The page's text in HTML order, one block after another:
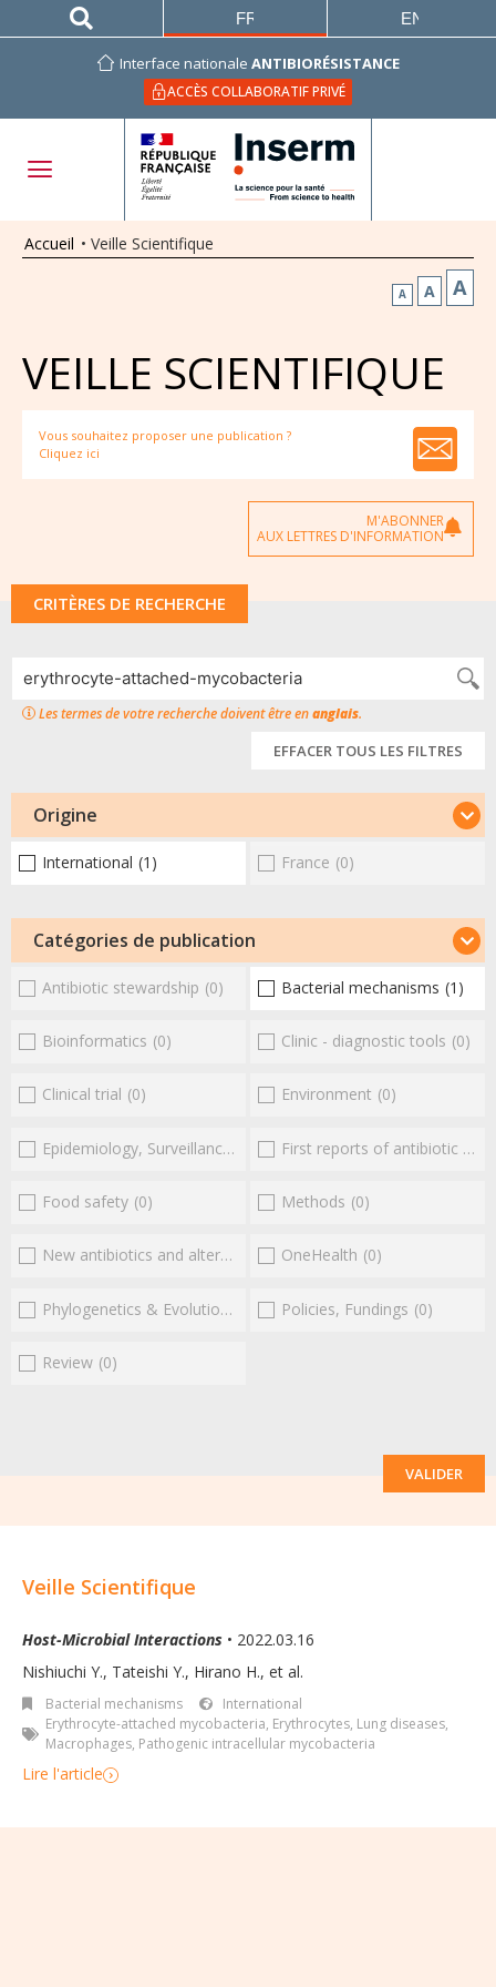
Interface nationale ANTIBIORÉSISTANCE
ACCÈS COLLABORATIF PRIVÉ
FRANÇAIS ENGLISH
Accueil • Veille Scientifique
A A A
VEILLE SCIENTIFIQUE
Vous souhaitez proposer une publication ?
Cliquez ici
M'ABONNER
AUX LETTRES D'INFORMATION
CRITÈRES DE RECHERCHE
Les termes de votre recherche doivent être enanglais.
EFFACER TOUS LES FILTRES
Origine
International (1) France (0)
Catégories de publication
Antibiotic stewardship (0) Bacterial mechanisms (1)
Bioinformatics (0) Clinic - diagnostic tools (0)
Clinical trial (0) Environment (0)
Epidemiology, Surveillance First reports of antibiotic resistance
Food safety (0) Methods (0)
New antibiotics and alternatives (0)
OneHealth (0)
Phylogenetics & Evolution Policies, Fundings (0)
Review (0)
VALIDER
Veille Scientifique
Host-Microbial Interactions • 2022.03.16
Nishiuchi Y., Tateishi Y., Hirano H., et al.
Bacterial mechanisms
International
Erythrocyte-attached mycobacteria, Erythrocytes, Lung diseases,
Macrophages, Pathogenic intracellular mycobacteria
Lire l'article